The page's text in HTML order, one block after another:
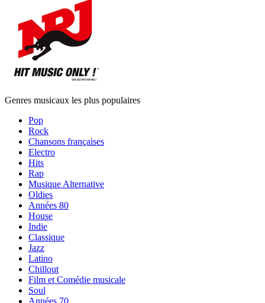
Genres musicaux les plus populaires
Pop
Rock
Chansons françaises
Electro
Hits
Rap
Musique Alternative
Oldies
Années 80
House
Indie
Classique
Jazz
Latino
Chillout
Film et Comédie musicale
Soul